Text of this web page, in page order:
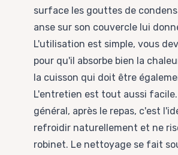
surface les gouttes de
anse sur son couvercle lui
L'utilisation est simple, vous
pour qu'il absorbe bien la
la cuisson qui doit être
L'entretien est tout aussi
général, après le repas, c'est
refroidir naturellement et ne
robinet. Le nettoyage se fait